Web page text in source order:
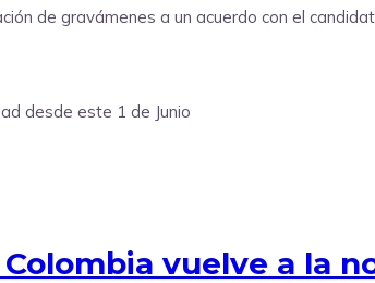
de gravámenes a un acuerdo con el
vuelve a la